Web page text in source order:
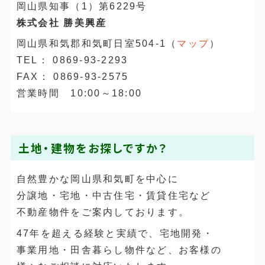
岡山県知事（1）第6229号
株式会社 勝美興産
岡山県和気郡和気町日室504-1（ マップ ）
TEL： 0869-93-2293
FAX： 0869-93-2575
営業時間 10:00～18:00
土地・建物をお探しですか？
自然豊かな岡山県和気町を中心に
分譲地・宅地・中古住宅・賃貸住宅など
不動産物件をご案内しております。
47年を超える経験と実績で、宅地開発・
事業用地・田舎暮らし物件など、お客様の